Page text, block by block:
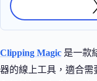
Clipping Magic 是一款
器的線上工具，適合需